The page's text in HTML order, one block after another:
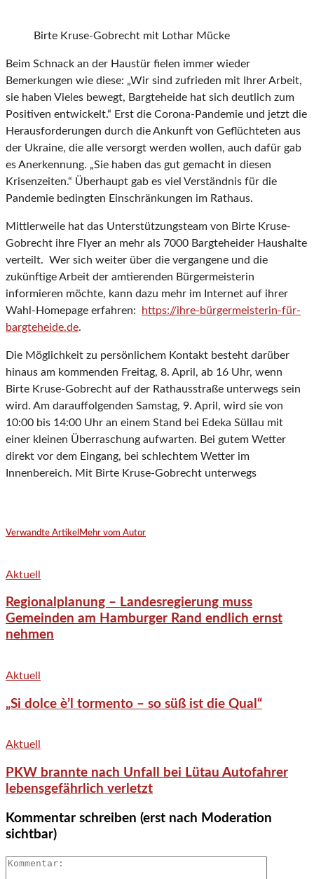
Birte Kruse-Gobrecht mit Lothar Mücke
Beim Schnack an der Haustür fielen immer wieder
Bemerkungen wie diese: „Wir sind zufrieden mit Ihrer Arbeit,
sie haben Vieles bewegt, Bargteheide hat sich deutlich zum
Positiven entwickelt.“ Erst die Corona-Pandemie und jetzt die
Herausforderungen durch die Ankunft von Geflüchteten aus
der Ukraine, die alle versorgt werden wollen, auch dafür gab
es Anerkennung. „Sie haben das gut gemacht in diesen
Krisenzeiten.“ Überhaupt gab es viel Verständnis für die
Pandemie bedingten Einschränkungen im Rathaus.
Mittlerweile hat das Unterstützungsteam von Birte Kruse-
Gobrecht ihre Flyer an mehr als 7000 Bargteheider Haushalte
verteilt. Wer sich weiter über die vergangene und die
zukünftige Arbeit der amtierenden Bürgermeisterin
informieren möchte, kann dazu mehr im Internet auf ihrer
Wahl-Homepage erfahren:
https://ihre-bürgermeisterin-für-
bargteheide.de.
Die Möglichkeit zu persönlichem Kontakt besteht darüber
hinaus am kommenden Freitag, 8. April, ab 16 Uhr, wenn
Birte Kruse-Gobrecht auf der Rathausstraße unterwegs sein
wird. Am darauffolgenden Samstag, 9. April, wird sie von
10:00 bis 14:00 Uhr an einem Stand bei Edeka Süllau mit
einer kleinen Überraschung aufwarten. Bei gutem Wetter
direkt vor dem Eingang, bei schlechtem Wetter im
Innenbereich. Mit Birte Kruse-Gobrecht unterwegs
Verwandte Artikel Mehr vom Autor
Aktuell
Regionalplanung – Landesregierung muss
Gemeinden am Hamburger Rand endlich ernst
nehmen
Aktuell
„Si dolce è’l tormento – so süß ist die Qual“
Aktuell
PKW brannte nach Unfall bei Lütau Autofahrer
lebensgefährlich verletzt
Kommentar schreiben (erst nach Moderation
sichtbar)